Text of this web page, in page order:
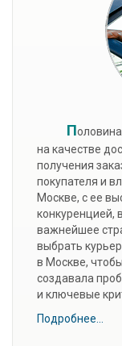
П
на качестве
получения
покупателя и
Москве, с ее
конкуренцией,
важнейшее
выбрать
в Москве,
создавала
и ключевые
Подробнее...